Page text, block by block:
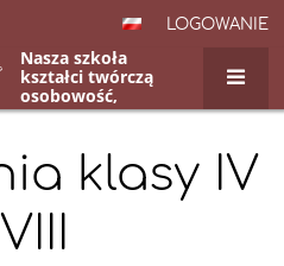
LOGOWANIE
Nasza szkoła
kształci twórczą
osobowość,
przygotowuje do
nowoczesnym
świecie.klasy IV